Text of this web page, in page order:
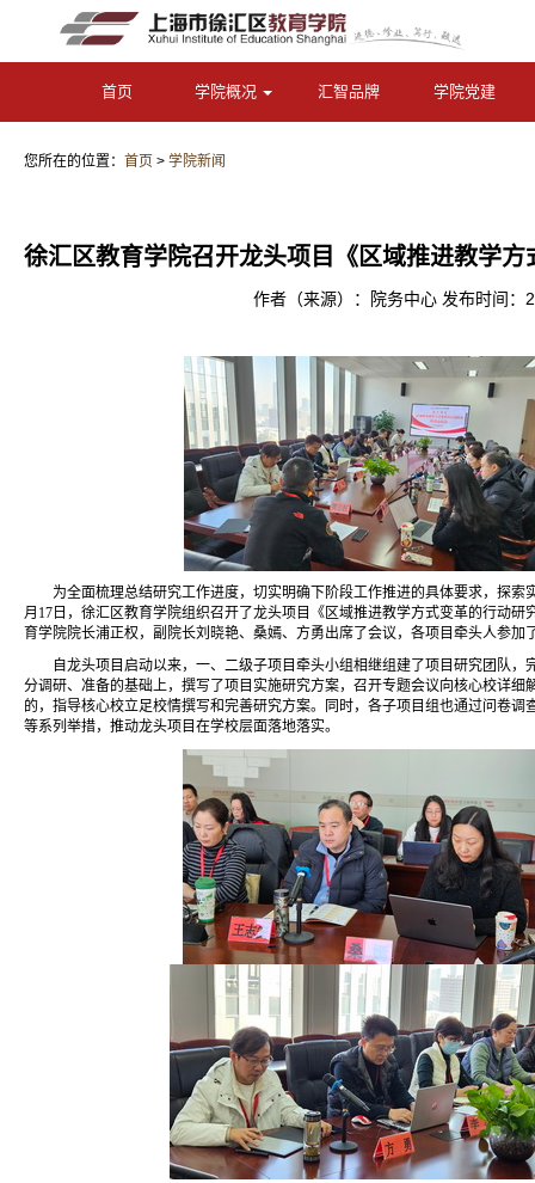
首页 学院概况 汇智品牌 学院党建
您所在的位置： 首页 > 学院新闻
徐汇区教育学院召开龙头项目《区域推进教学
作者（来源）：院务中心 发布时间：
为全面梳理总结研究工作进度，切实明确下阶段工作推进的具体要求，探索
月17日，徐汇区教育学院组织召开了龙头项目《区域推进教学方式变革的行动研
育学院院长浦正权，副院长刘晓艳、桑嫣、方勇出席了会议，各项目牵头人参加
自龙头项目启动以来，一、二级子项目牵头小组相继组建了项目研究团队，
分调研、准备的基础上，撰写了项目实施研究方案，召开专题会议向核心校详细
的，指导核心校立足校情撰写和完善研究方案。同时，各子项目组也通过问卷调
等系列举措，推动龙头项目在学校层面落地落实。